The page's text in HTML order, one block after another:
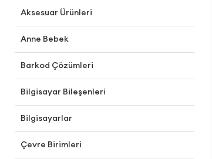
Aksesuar Ürünleri
Anne Bebek
Barkod Çözümleri
Bilgisayar Bileşenleri
Bilgisayarlar
Çevre Birimleri